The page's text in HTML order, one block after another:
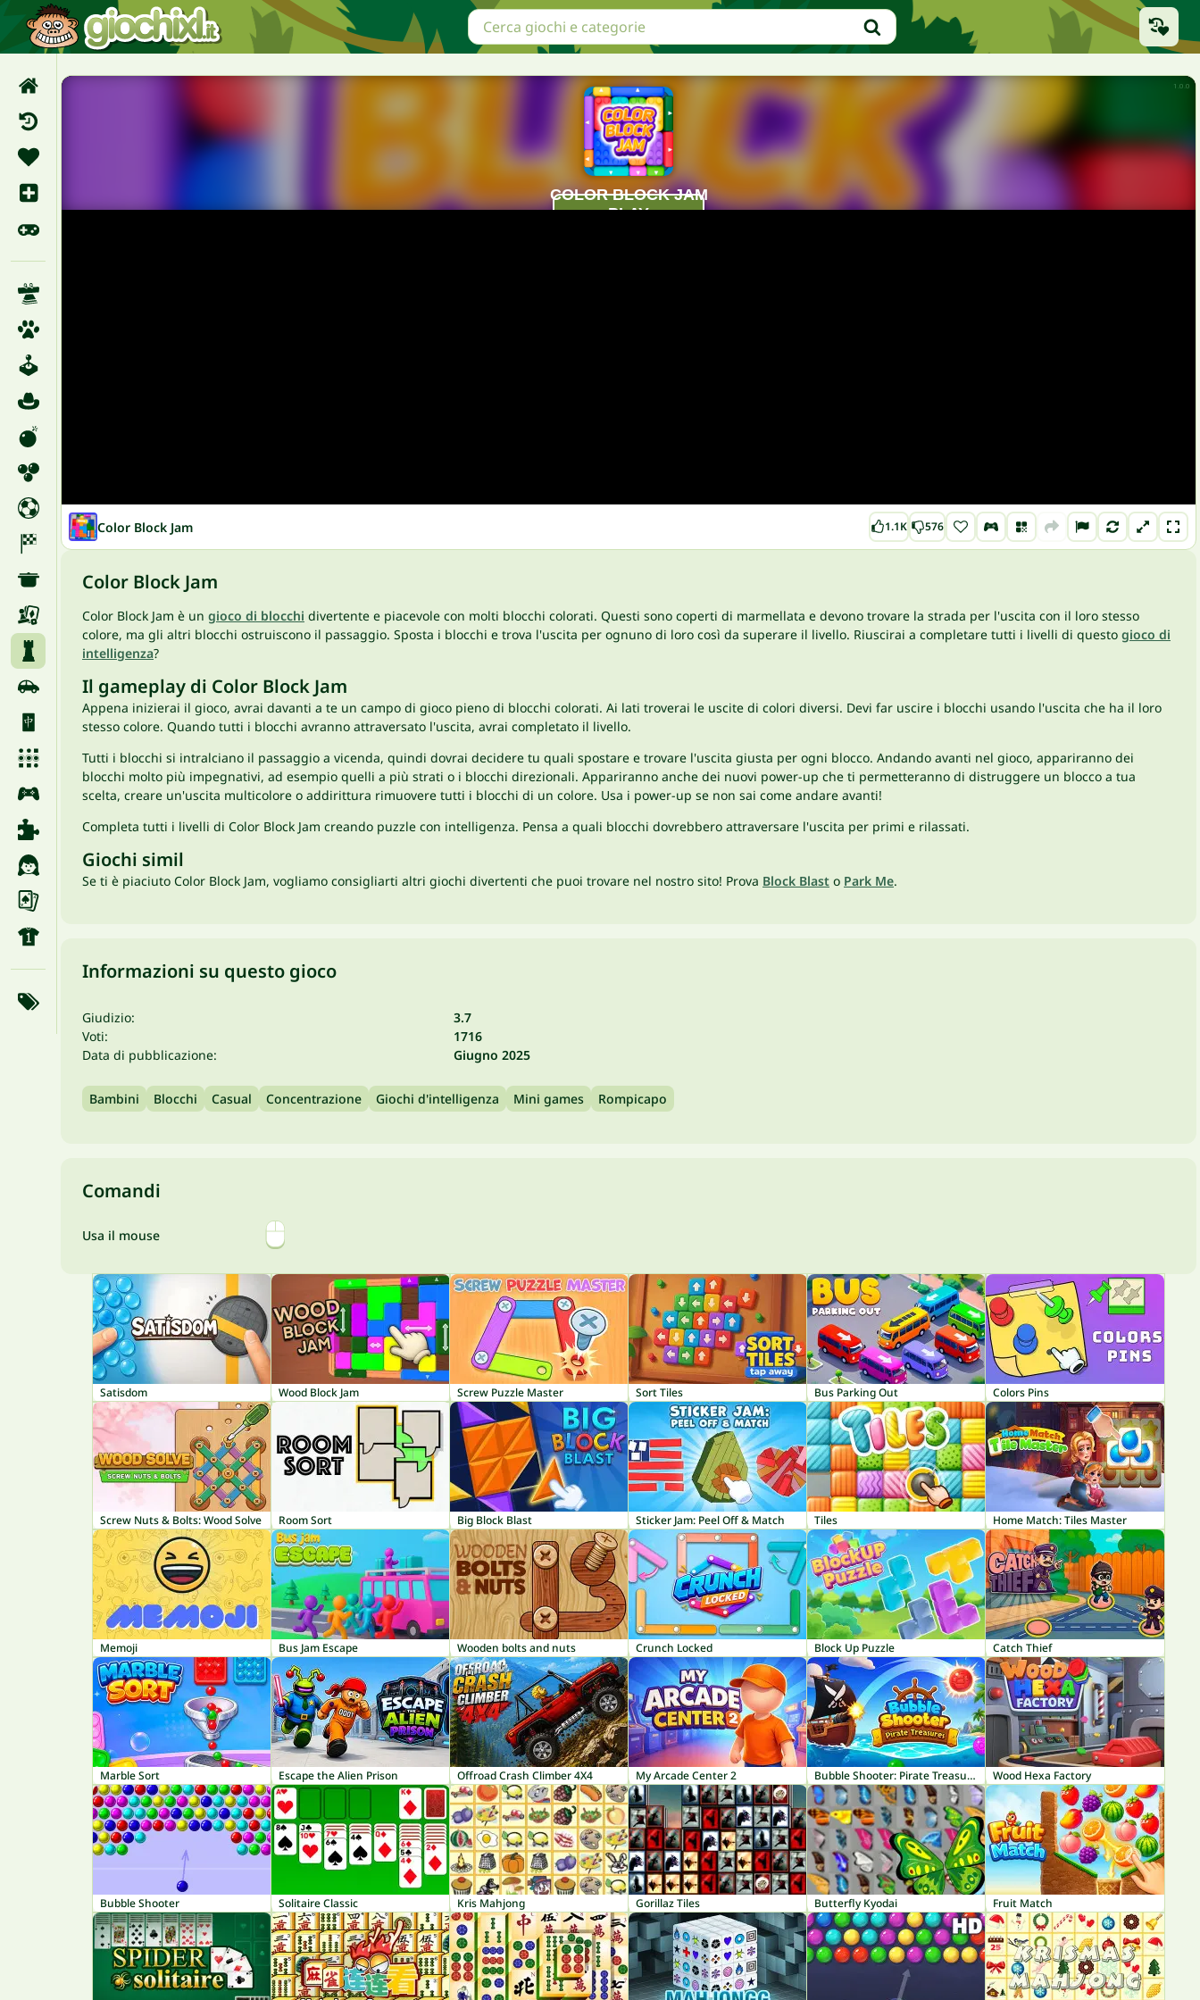
Color Block Jam 1.1K 576
Color Block Jam
Color Block Jam è un gioco di blocchi divertente e piacevole con molti blocchi colorati. Questi sono coperti di marmellata e devono trovare la strada per l'uscita con il loro stesso
colore, ma gli altri blocchi ostruiscono il passaggio. Sposta i blocchi e trova l'uscita per ognuno di loro così da superare il livello. Riuscirai a completare tutti i livelli di questo gioco di
intelligenza?
Il gameplay di Color Block Jam
Appena inizierai il gioco, avrai davanti a te un campo di gioco pieno di blocchi colorati. Ai lati troverai le uscite di colori diversi. Devi far uscire i blocchi usando l'uscita che ha il loro
stesso colore. Quando tutti i blocchi avranno attraversato l'uscita, avrai completato il livello.
Tutti i blocchi si intralciano il passaggio a vicenda, quindi dovrai decidere tu quali spostare e trovare l'uscita giusta per ogni blocco. Andando avanti nel gioco, appariranno dei
blocchi molto più impegnativi, ad esempio quelli a più strati o i blocchi direzionali. Appariranno anche dei nuovi power-up che ti permetteranno di distruggere un blocco a tua
scelta, creare un'uscita multicolore o addirittura rimuovere tutti i blocchi di un colore. Usa i power-up se non sai come andare avanti!
Completa tutti i livelli di Color Block Jam creando puzzle con intelligenza. Pensa a quali blocchi dovrebbero attraversare l'uscita per primi e rilassati.
Giochi simil
Se ti è piaciuto Color Block Jam, vogliamo consigliarti altri giochi divertenti che puoi trovare nel nostro sito! Prova Block Blast o Park Me.
Informazioni su questo gioco
Giudizio:
3.7
Voti:
1716
Data di pubblicazione:
Giugno 2025
Bambini Blocchi Casual Concentrazione Giochi d'intelligenza Mini games Rompicapo
Comandi
Usa il mouse
Satisdom Wood Block Jam Screw Puzzle Master Sort Tiles Bus Parking Out Colors Pins
Screw Nuts & Bolts: Wood Solve Room Sort Big Block Blast Sticker Jam: Peel Off & Match Tiles Home Match: Tiles Master
Memoji Bus Jam Escape Wooden bolts and nuts Crunch Locked Block Up Puzzle Catch Thief
Marble Sort Escape the Alien Prison Offroad Crash Climber 4X4 My Arcade Center 2 Bubble Shooter: Pirate Treasures Wood Hexa Factory
Bubble Shooter Solitaire Classic Kris Mahjong Gorillaz Tiles Butterfly Kyodai Fruit Match